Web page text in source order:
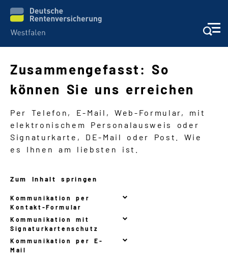
Schwere Sprache
Suche
Zusammengefasst: So
können Sie uns erreichen
Per Telefon, E-Mail, Web-Formular, mit
elektronischem Personalausweis oder
Signaturkarte, DE-Mail oder Post. Wie
es Ihnen am liebsten ist.
Zum Inhalt springen
Kommunikation per
Kontakt-Formular
Kommunikation mit
Signaturkartenschutz
Kommunikation per E-
Mail